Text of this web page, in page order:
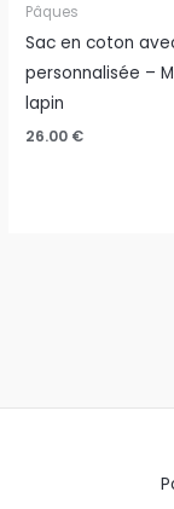
Pâques
Sac en coton
personnalisée –
lapin
26.00 €